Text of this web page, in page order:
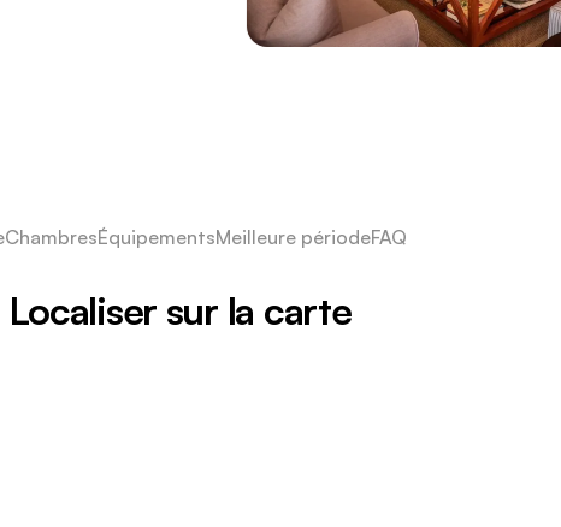
ChambresÉquipementsMeilleure périodeFAQ
Localiser sur la carte